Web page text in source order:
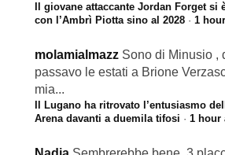
Il giovane attaccante Jordan Forget si
con l’Ambrì Piotta sino al 2028 · 1
molamialmazz Sono di Minusio ,
passavo le estati a Brione
mia...
Il Lugano ha ritrovato l’entusiasmo
Arena davanti a duemila tifosi · 1 hour